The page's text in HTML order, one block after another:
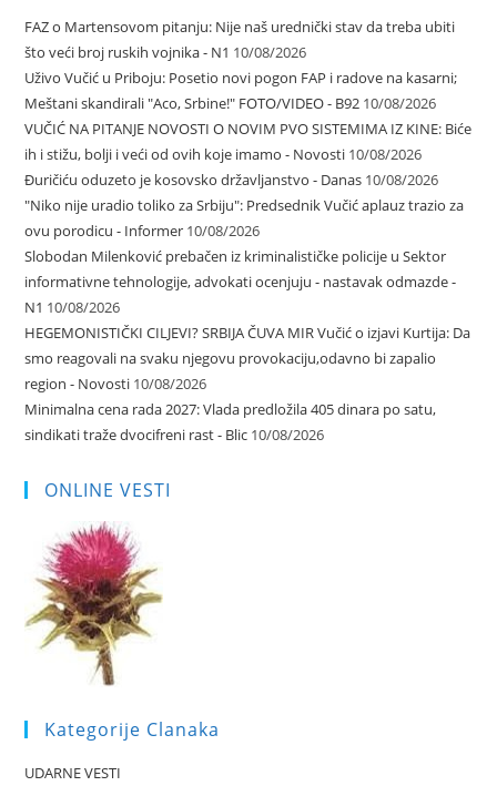
FAZ o Martensovom pitanju: Nije naš urednički stav da treba ubiti
što veći broj ruskih vojnika - N1 10/08/2026
Uživo Vučić u Priboju: Posetio novi pogon FAP i radove na kasarni;
Meštani skandirali "Aco, Srbine!" FOTO/VIDEO - B92 10/08/2026
VUČIĆ NA PITANJE NOVOSTI O NOVIM PVO SISTEMIMA IZ KINE: Biće
ih i stižu, bolji i veći od ovih koje imamo - Novosti 10/08/2026
Đuričiću oduzeto je kosovsko državljanstvo - Danas 10/08/2026
"Niko nije uradio toliko za Srbiju": Predsednik Vučić aplauz trazio za
ovu porodicu - Informer 10/08/2026
Slobodan Milenković prebačen iz kriminalističke policije u Sektor
informativne tehnologije, advokati ocenjuju - nastavak odmazde -
N1 10/08/2026
HEGEMONISTIČKI CILJEVI? SRBIJA ČUVA MIR Vučić o izjavi Kurtija: Da
smo reagovali na svaku njegovu provokaciju,odavno bi zapalio
region - Novosti 10/08/2026
Minimalna cena rada 2027: Vlada predložila 405 dinara po satu,
sindikati traže dvocifreni rast - Blic 10/08/2026
ONLINE VESTI
Kategorije Clanaka
UDARNE VESTI